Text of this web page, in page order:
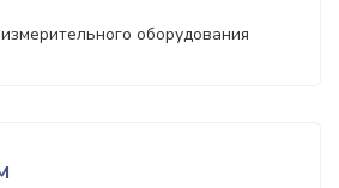
оборудования